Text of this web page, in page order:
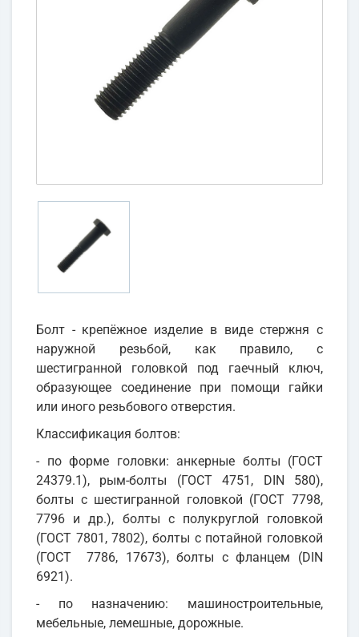
Болт - крепёжное изделие в виде стержня с
наружной резьбой, как правило, с
шестигранной головкой под гаечный ключ,
образующее соединение при помощи гайки
или иного резьбового отверстия.
Классификация болтов:
- по форме головки: анкерные болты (ГОСТ
24379.1), рым-болты (ГОСТ 4751, DIN 580),
болты с шестигранной головкой (ГОСТ 7798,
7796 и др.), болты с полукруглой головкой
(ГОСТ 7801, 7802), болты с потайной головкой
(ГОСТ 7786, 17673), болты с фланцем (DIN
6921).
- по назначению: машиностроительные,
мебельные, лемешные, дорожные.